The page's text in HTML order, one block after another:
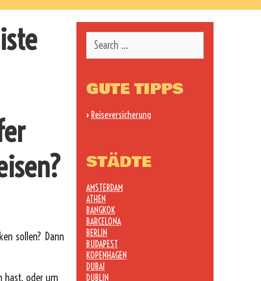
sollen? Dann
hast, oder um
for:
GUTE TIPPS
› Reiseversicherung
STÄDTE
AMSTERDAM
ATHEN
BANGKOK
BARCELONA
BERLIN
BUDAPEST
KOPENHAGEN
DUBAI
DUBLIN